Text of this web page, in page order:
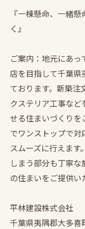
『一棟懸命、一緒
く』
ご案内：地元にあ
店を目指して千葉県
ております。新築注
クステリア工事な
せる住まいづくりを
でワンストップで対
スムーズに行えます
しまう部分も丁寧
の住まいをご提供い
平林建設株式会社
千葉県夷隅郡大多喜